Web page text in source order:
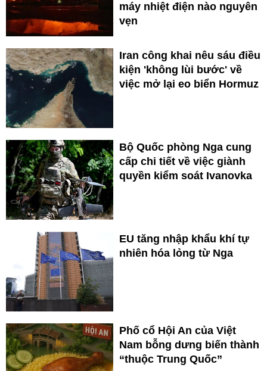
máy nhiệt điện nào nguyên
vẹn
Iran công khai nêu sáu điều
kiện 'không lùi bước' về
việc mở lại eo biển Hormuz
Bộ Quốc phòng Nga cung
cấp chi tiết về việc giành
quyền kiểm soát Ivanovka
EU tăng nhập khẩu khí tự
nhiên hóa lỏng từ Nga
Phố cổ Hội An của Việt
Nam bỗng dưng biến thành
“thuộc Trung Quốc”